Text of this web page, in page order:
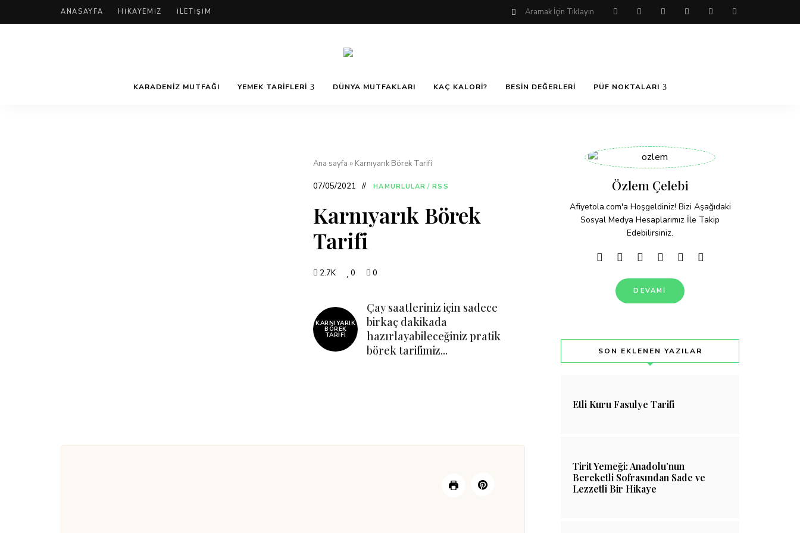
ANASAYFA HIKAYEMIZ İLETIŞIM
AfiyetOla
Kolay
Yemek
Tarifleri
ve
Lezzetli,
tatlılar,
salatalar,
yemekleri
KARADENIZ MUTFAĞI YEMEK TARIFLERI DÜNYA MUTFAKLARI KAÇ KALORI? BESIN DEĞERLERI PÜF NOKTALARI
Ana sayfa » Karnıyarık Börek Tarifi
07/05/2021 HAMURLULAR / RSS
Karnıyarık Börek
Tarifi
2.7K 0 0
KARNIYARIK
BÖREK
TARIFI
Çay saatleriniz için sadece
birkaç dakikada
hazırlayabileceğiniz pratik
börek tarifimiz...
Özlem Çelebi
Afiyetola.com'a Hoşgeldiniz! Bizi Aşağıdaki
Sosyal Medya Hesaplarımız İle Takip
Edebilirsiniz.
DEVAMI
SON EKLENEN YAZILAR
Etli Kuru Fasulye Tarifi
Tirit Yemeği: Anadolu’nun
Bereketli Sofrasından Sade ve
Lezzetli Bir Hikaye